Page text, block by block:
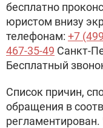
бесплатно
юристом внизу
телефонам: +7
467-35-49 Санкт-
Бесплатный
Список причин,
обращения в